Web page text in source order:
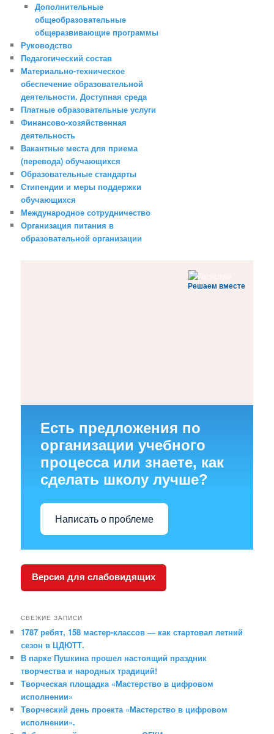
Дополнительные
общеобразовательные
общеразвивающие программы
Руководство
Педагогический состав
Материально-техническое
обеспечение образовательной
деятельности. Доступная среда
Платные образовательные услуги
Финансово-хозяйственная
деятельность
Вакантные места для приема
(перевода) обучающихся
Образовательные стандарты
Стипендии и меры поддержки
обучающихся
Международное сотрудничество
Организация питания в
образовательной организации
Решаем вместе
Есть предложения по
организации учебного
процесса или знаете, как
сделать школу лучше?
Написать о проблеме
Версия для слабовидящих
СВЕЖИЕ ЗАПИСИ
1787 ребят, 158 мастер‑классов — как стартовал летний
сезон в ЦДЮТТ.
В парке Пушкина прошел настоящий праздник
творчества и народных традиций!
Творческая площадка «Мастерство в цифровом
исполнении»
Творческий день проекта «Мастерство в цифровом
исполнении».